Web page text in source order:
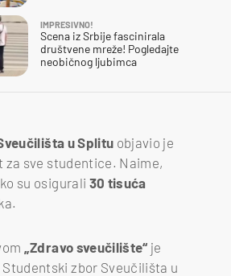
IMPRESIVNO!
Scena iz Srbije fascinirala
društvene mreže! Pogledajte
neobičnog ljubimca
u Splitu objavio je
za sve studentice. Naime,
su osigurali 30 tisuća
„Zdravo sveučilište“ je
zbor Sveučilišta u